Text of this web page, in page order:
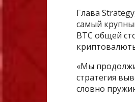
Глава
самый
BTC общей
«Мы
стратегия
словно